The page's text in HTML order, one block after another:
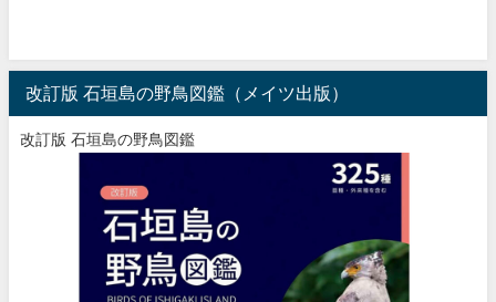
改訂版 石垣島の野鳥図鑑（メイツ出版）
改訂版 石垣島の野鳥図鑑